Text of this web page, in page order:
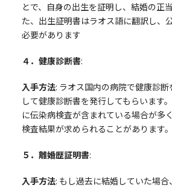
とで、自身の出生を証明し、結婚の正
た、出生証明書はラオス語に翻訳し、
必要があります
４．健康診断書:
入手方法: ラオス国内の病院で健康診断
して健康診断書を発行してもらいます
に伝染病検査が含まれている場合が多
検査結果が求められることがあります。
５．離婚歴証明書:
入手方法: もし過去に結婚していた場